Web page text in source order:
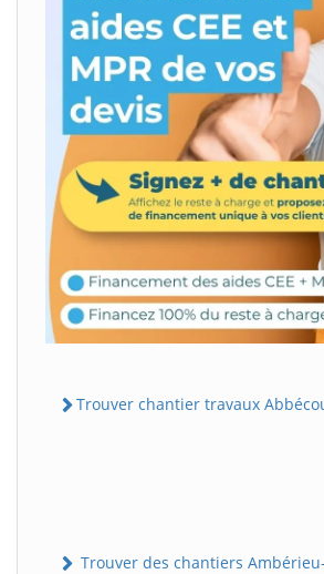
Trouver chantier travaux
Trouver des chantiers